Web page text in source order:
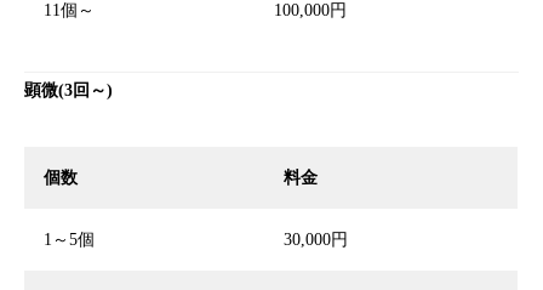
11個～ 100,000円
顕微(3回～)
個数 料金
1～5個 30,000円